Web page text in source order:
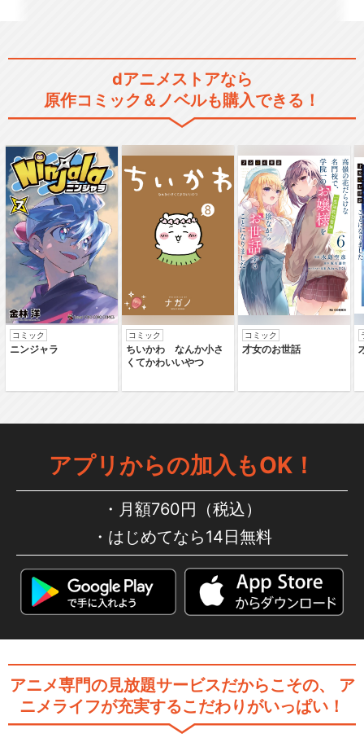
あたしンち(第157話～第182
話)
あたしンち(第183話～第208
話)
あたしンち(第209話～第234
話)
あたしンち(第235話～第260
あたしンち(第261話～第286
話)
あたしンち(第287話～第312
話)
あたしンち(第313話～第331
話)
dアニメストアなら
原作コミック＆ノベルも購入できる！
コミック
ニンジャラ
コミック
ちいかわ なんか小さ
くてかわいいやつ
コミック
才女のお世話
アプリからの加入もOK！
月額760円（税込）
はじめてなら14日無料
アニメ専門の見放題サービスだからこその、
ア
ニメライフが充実するこだわりがいっぱい！